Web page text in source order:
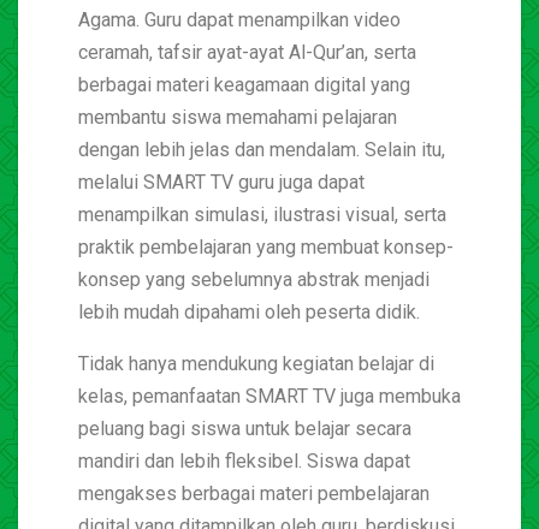
Agama. Guru dapat menampilkan video
ceramah, tafsir ayat-ayat Al-Qur’an, serta
berbagai materi keagamaan digital yang
membantu siswa memahami pelajaran
dengan lebih jelas dan mendalam. Selain itu,
melalui SMART TV guru juga dapat
menampilkan simulasi, ilustrasi visual, serta
praktik pembelajaran yang membuat konsep-
konsep yang sebelumnya abstrak menjadi
lebih mudah dipahami oleh peserta didik.
Tidak hanya mendukung kegiatan belajar di
kelas, pemanfaatan SMART TV juga membuka
peluang bagi siswa untuk belajar secara
mandiri dan lebih fleksibel. Siswa dapat
mengakses berbagai materi pembelajaran